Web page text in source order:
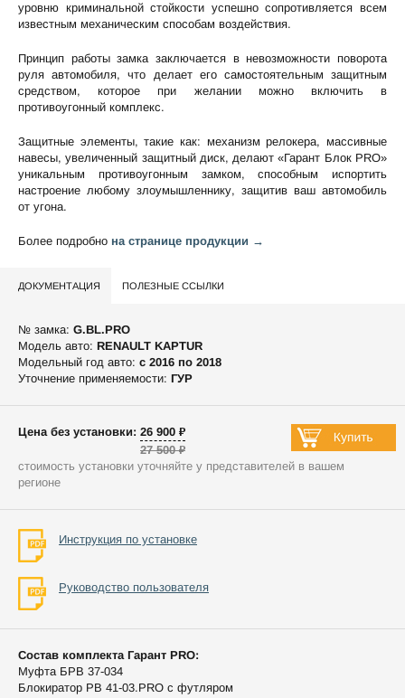
уровню криминальной стойкости успешно сопротивляется всем
известным механическим способам воздействия.
Принцип работы замка заключается в невозможности поворота
руля автомобиля, что делает его самостоятельным защитным
средством, которое при желании можно включить в
противоугонный комплекс.
Защитные элементы, такие как: механизм релокера, массивные
навесы, увеличенный защитный диск, делают «Гарант Блок PRO»
уникальным противоугонным замком, способным испортить
настроение любому злоумышленнику, защитив ваш автомобиль
от угона.
Более подробно на странице продукции →
ДОКУМЕНТАЦИЯ ПОЛЕЗНЫЕ ССЫЛКИ
№ замка: G.BL.PRO
Модель авто: RENAULT KAPTUR
Модельный год авто: c 2016 по 2018
Уточнение применяемости: ГУР
Цена без установки: 26 900 ₽
27 500 ₽
стоимость установки уточняйте у представителей в вашем
регионе
Инструкция по установке
Руководство пользователя
Состав комплекта Гарант PRO:
Муфта БРВ 37-034
Блокиратор РВ 41-03.PRO с футляром